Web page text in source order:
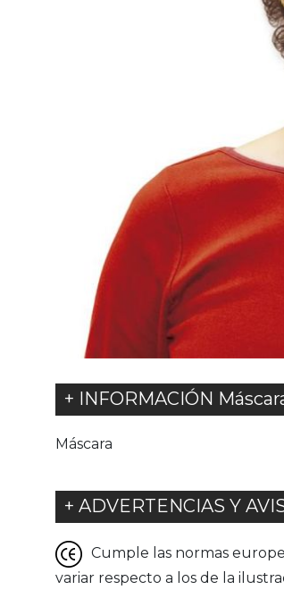
+ INFORMACIÓN
Máscara
+ ADVERTENCIAS Y
Cumple las normas
variar respecto a los de la